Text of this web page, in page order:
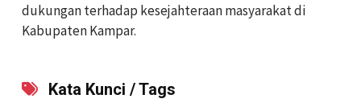
dukungan terhadap kesejahteraan masyarakat di
Kabupaten Kampar.
Kata Kunci / Tags